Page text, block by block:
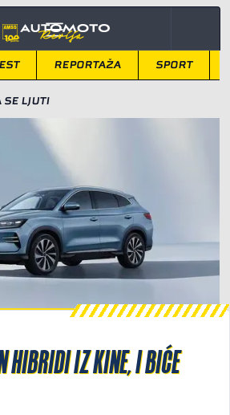
REPORTAŽA SPORT
SE LJUTI
HIBRIDI IZ KINE, I BIĆE